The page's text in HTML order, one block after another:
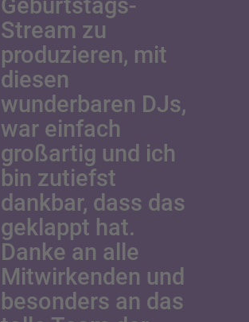
Geburtstags-
Stream zu
produzieren, mit
diesen
wunderbaren DJs,
war einfach
großartig und ich
bin zutiefst
dankbar, dass das
geklappt hat.
Danke an alle
Mitwirkenden und
besonders an das